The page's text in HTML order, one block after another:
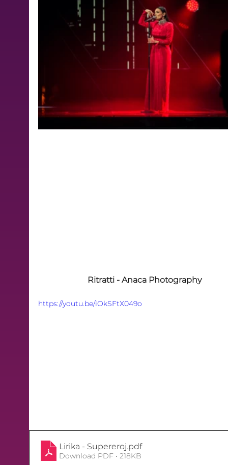
Ritratti - Anaca Photography
https://youtu.be/iOkSFtX049o
Lirika - Supereroj.pdf
Download PDF • 218KB